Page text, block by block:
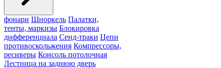
фонари Шноркель Палатки,
тенты, маркизы Блокировка
дифференциала Сенд-траки Цепи
противоскольжения Компрессоры,
ресиверы Консоль потолочная
Лестница на заднюю дверь